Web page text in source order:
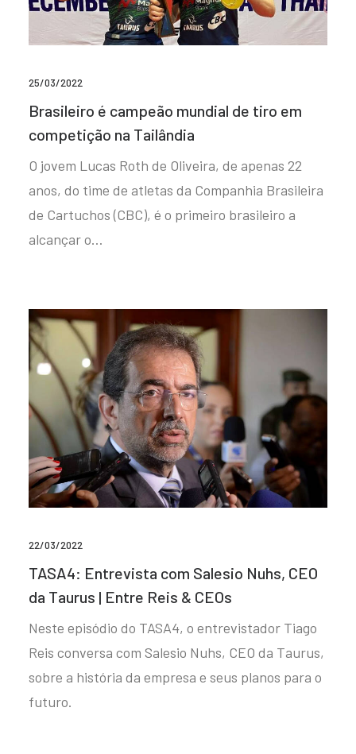
25/03/2022
Brasileiro é campeão mundial de tiro em
competição na Tailândia
O jovem Lucas Roth de Oliveira, de apenas 22
anos, do time de atletas da Companhia Brasileira
de Cartuchos (CBC), é o primeiro brasileiro a
alcançar o…
22/03/2022
TASA4: Entrevista com Salesio Nuhs, CEO
da Taurus | Entre Reis & CEOs
Neste episódio do TASA4, o entrevistador Tiago
Reis conversa com Salesio Nuhs, CEO da Taurus,
sobre a história da empresa e seus planos para o
futuro.